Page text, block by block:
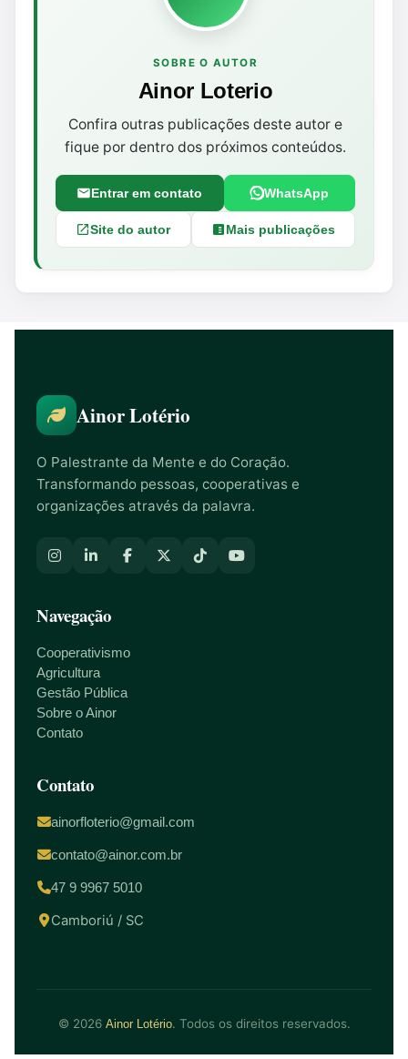
SOBRE O AUTOR
Ainor Loterio
Confira outras publicações deste autor e
fique por dentro dos próximos conteúdos.
Entrar em contato WhatsApp
Site do autor Mais publicações
Ainor Lotério
O Palestrante da Mente e do Coração.
Transformando pessoas, cooperativas e
organizações através da palavra.
Navegação
Cooperativismo
Agricultura
Gestão Pública
Sobre o Ainor
Contato
Contato
ainorfloterio@gmail.com
contato@ainor.com.br
47 9 9967 5010
Camboriú / SC
© 2026 Ainor Lotério. Todos os direitos reservados.